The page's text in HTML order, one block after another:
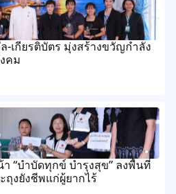
-เกียรติบัตร มุ่งสร้างขวัญกำลัง
คม
“บำบัดทุกข์ บำรุงสุข” ลงพื้นที่
งยังชีพแก่ผู้ยากไร้